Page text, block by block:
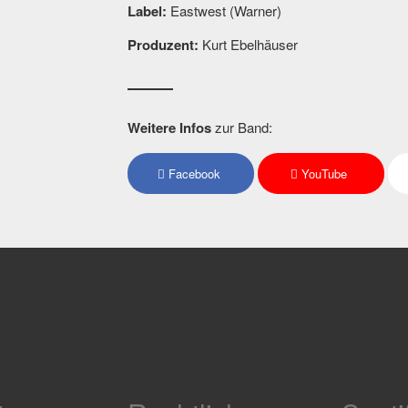
Label: Eastwest (Warner)
Produzent: Kurt Ebelhäuser
Weitere Infoszur Band:
Facebook YouTube